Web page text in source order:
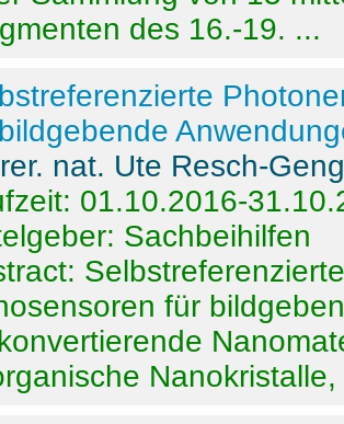
des 16.-19. ...
nat. Ute Resch-
01.10.2016-
Sachbeihilfen
für